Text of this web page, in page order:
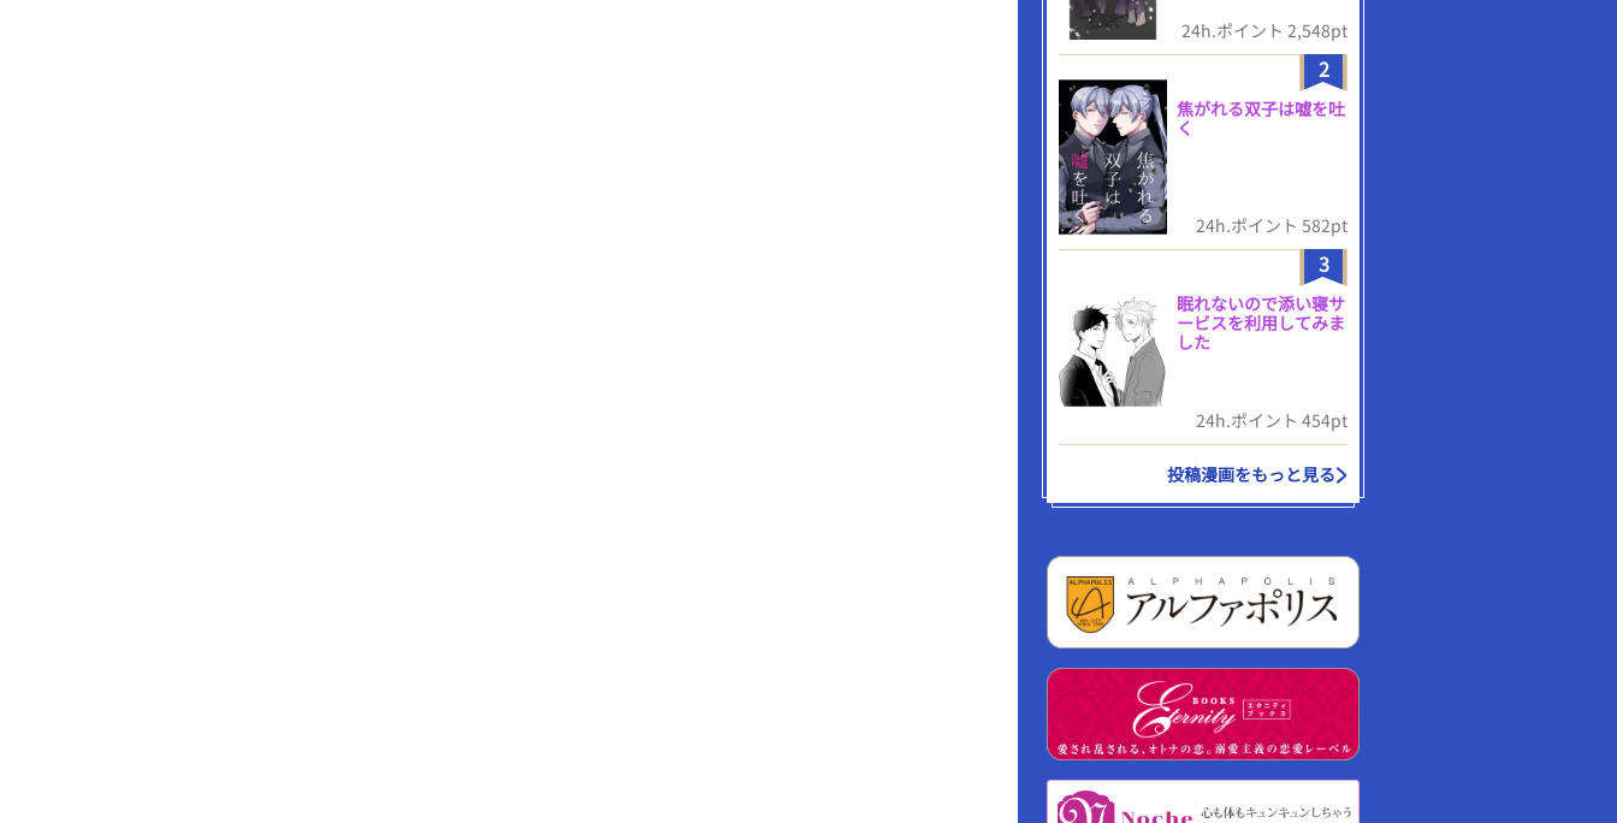
24h.ポイント 2,548pt
2
焦がれる双子は嘘を吐
く
24h.ポイント 582pt
3
眠れないので添い寝サ
ービスを利用してみま
した
24h.ポイント 454pt
投稿漫画をもっと見る